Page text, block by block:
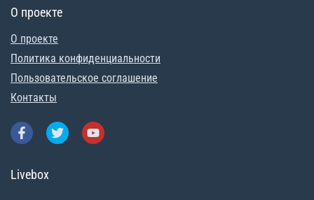
О проекте
О проекте
Политика конфиденциальности
Пользовательское соглашение
Контакты
Livebox